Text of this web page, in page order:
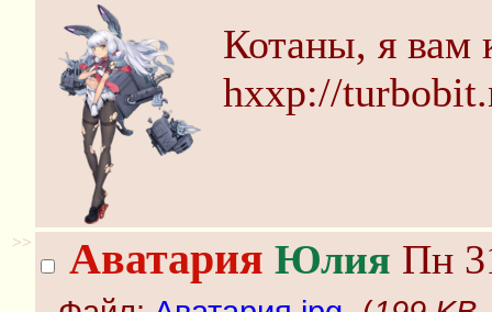
Котаны, я вам
hххp://
>> Аватария Юлия Пн